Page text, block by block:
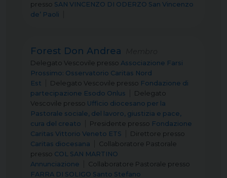
presso SAN VINCENZO DI ODERZO San Vincenzo
de’ Paoli
Forest Don Andrea
Delegato Vescovile presso Associazione Farsi
Prossimo: Osservatorio Caritas Nord
Est
Delegato Vescovile presso Fondazione di
partecipazione Esodo Onlus
Delegato
Vescovile presso Ufficio diocesano per la
Pastorale sociale, del lavoro, giustizia e pace,
cura del creato
Presidente presso Fondazione
Caritas Vittorio Veneto ETS
Direttore presso
Caritas diocesana
Collaboratore Pastorale
presso COL SAN MARTINO
Annunciazione
Collaboratore Pastorale presso
FARRA DI SOLIGO Santo Stefano